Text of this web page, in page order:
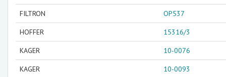
FILTRON OP537
HOFFER 15316/3
KAGER 10-0076
KAGER 10-0093